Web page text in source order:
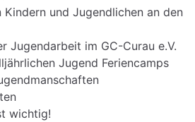
und Jugendlichen an den
Jugendarbeit im GC-Curau e.V.
Jugend Feriencamps
wichtig!